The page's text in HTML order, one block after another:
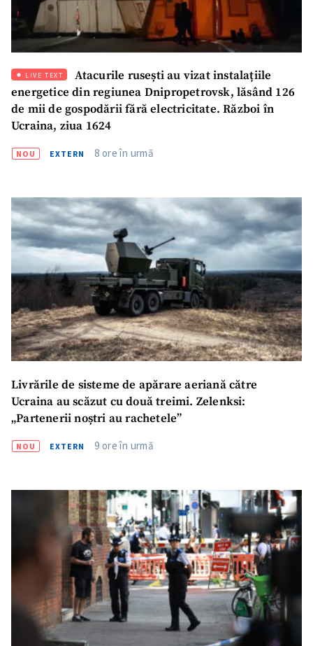
LIVE TEXT
Atacurile rusești au vizat instalațiile
energetice din regiunea Dnipropetrovsk, lăsând 126
de mii de gospodării fără electricitate. Război în
Ucraina, ziua 1624
NOU EXTERN 8 ore în urmă
Livrările de sisteme de apărare aeriană către
Ucraina au scăzut cu două treimi. Zelenksi:
„Partenerii noștri au rachetele”
NOU EXTERN 9 ore în urmă